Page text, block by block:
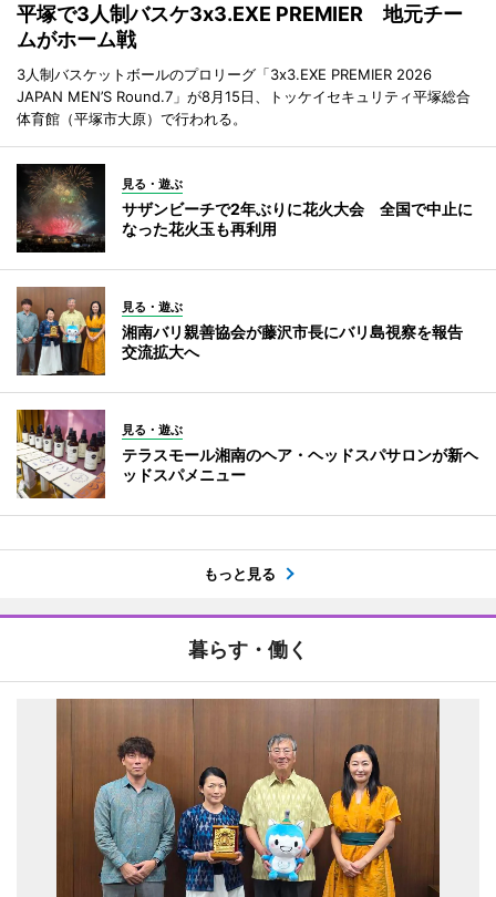
平塚で3人制バスケ3x3.EXE PREMIER 地元チー
ムがホーム戦
3人制バスケットボールのプロリーグ「3x3.EXE PREMIER 2026
JAPAN MEN’S Round.7」が8月15日、トッケイセキュリティ平塚総合
体育館（平塚市大原）で行われる。
見る・遊ぶ
サザンビーチで2年ぶりに花火大会 全国で中止に
なった花火玉も再利用
見る・遊ぶ
湘南バリ親善協会が藤沢市長にバリ島視察を報告
交流拡大へ
見る・遊ぶ
テラスモール湘南のヘア・ヘッドスパサロンが新ヘ
ッドスパメニュー
もっと見る
暮らす・働く